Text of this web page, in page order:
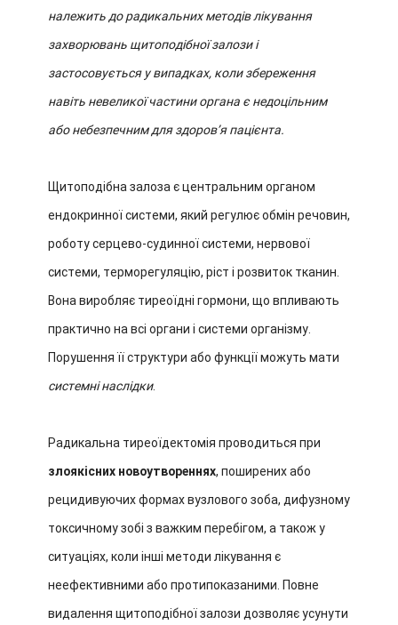
належить до радикальних методів лікування
захворювань щитоподібної залози і
застосовується у випадках, коли збереження
навіть невеликої частини органа є недоцільним
або небезпечним для здоров’я пацієнта.
Щитоподібна залоза є центральним органом
ендокринної системи, який регулює обмін речовин,
роботу серцево-судинної системи, нервової
системи, терморегуляцію, ріст і розвиток тканин.
Вона виробляє тиреоїдні гормони, що впливають
практично на всі органи і системи організму.
Порушення її структури або функції можуть мати
системні наслідки.
Радикальна тиреоїдектомія проводиться при
злоякісних новоутвореннях, поширених або
рецидивуючих формах вузлового зоба, дифузному
токсичному зобі з важким перебігом, а також у
ситуаціях, коли інші методи лікування є
неефективними або протипоказаними. Повне
видалення щитоподібної залози дозволяє усунути